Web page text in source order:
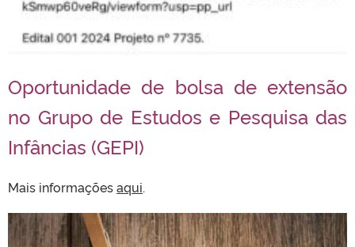
Oportunidade de bolsa de extensão
no Grupo de Estudos e Pesquisa das
Infâncias (GEPI)
Mais informaçõesaqui.